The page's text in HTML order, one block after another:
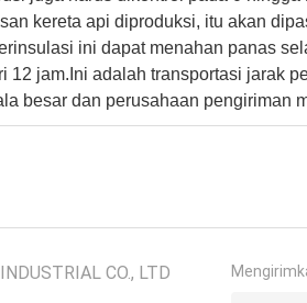
kereta api diproduksi, itu akan
ini dapat menahan panas
12 jam.Ini adalah transportasi jarak
besar dan perusahaan pengiriman
CO., LTD